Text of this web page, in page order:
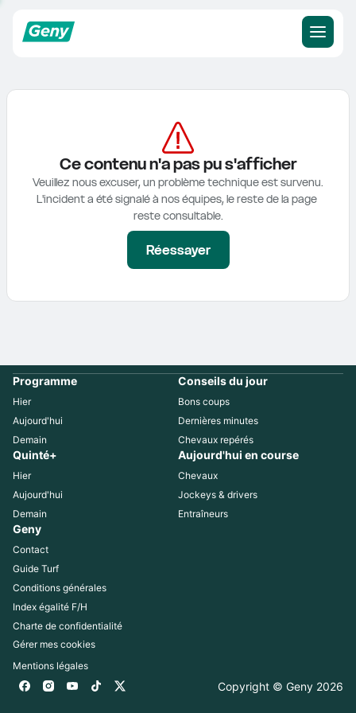
Ce contenu n'a pas pu s'afficher
Veuillez nous excuser, un problème technique est survenu.
L'incident a été signalé à nos équipes, le reste de la page
reste consultable.
Réessayer
Programme
Hier
Aujourd'hui
Demain
Conseils du jour
Bons coups
Dernières minutes
Chevaux repérés
Quinté+
Hier
Aujourd'hui
Demain
Aujourd'hui en course
Chevaux
Jockeys & drivers
Entraîneurs
Geny
Contact
Guide Turf
Conditions générales
Index égalité F/H
Charte de confidentialité
Gérer mes cookies
Mentions légales
Copyright © Geny 2026